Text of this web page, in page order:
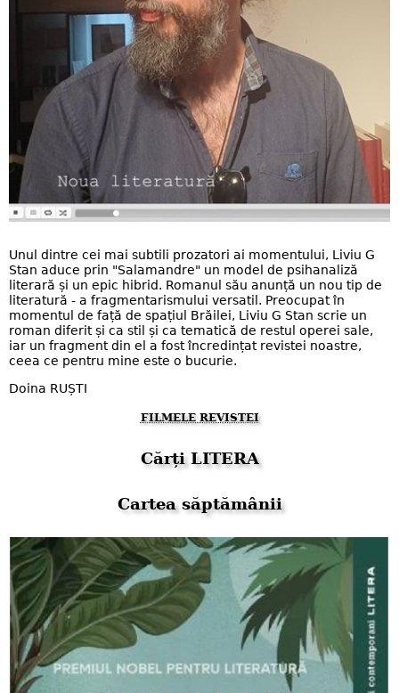
Unul dintre cei mai subtili prozatori ai momentului, Liviu G
Stan aduce prin "Salamandre" un model de psihanaliză
literară și un epic hibrid. Romanul său anunță un nou tip de
literatură - a fragmentarismului versatil. Preocupat în
momentul de față de spațiul Brăilei, Liviu G Stan scrie un
roman diferit și ca stil și ca tematică de restul operei sale,
iar un fragment din el a fost încredințat revistei noastre,
ceea ce pentru mine este o bucurie.
Doina RUȘTI
FILMELE REVISTEI
Cărți LITERA
Cartea săptămânii